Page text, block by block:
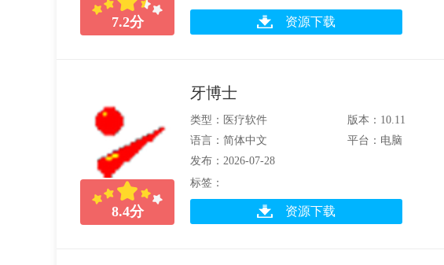
7.2分 资源下载
8.4分
牙博士
类型：医疗软件
版本：10.11
语言：简体中文
平台：电脑
发布：2026-07-28
标签：
资源下载